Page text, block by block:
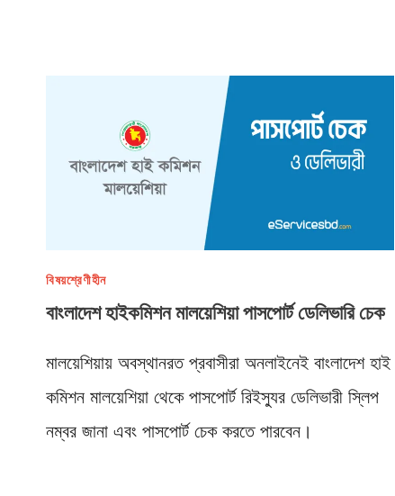
বিষয়শ্রেণীহীন
বাংলাদেশ হাইকমিশন মালয়েশিয়া পাসপোর্ট ডেলিভারি চেক
মালয়েশিয়ায় অবস্থানরত প্রবাসীরা অনলাইনেই বাংলাদেশ হাই
কমিশন মালয়েশিয়া থেকে পাসপোর্ট রিইস্যুর ডেলিভারী স্লিপ
নম্বর জানা এবং পাসপোর্ট চেক করতে পারবেন।